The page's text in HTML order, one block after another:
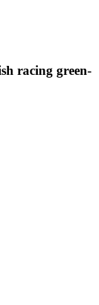
racing green-